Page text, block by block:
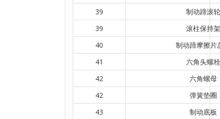
39
制动蹄滚轮
39
滚柱保持架
40
制动蹄摩擦片
41
六角头螺栓
42
六角螺母
42
弹簧垫圈
43
制动底板